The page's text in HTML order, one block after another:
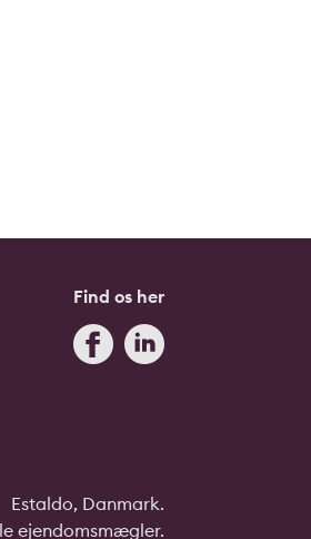
Find os her
Estaldo, Danmark.
ejendomsmægler.